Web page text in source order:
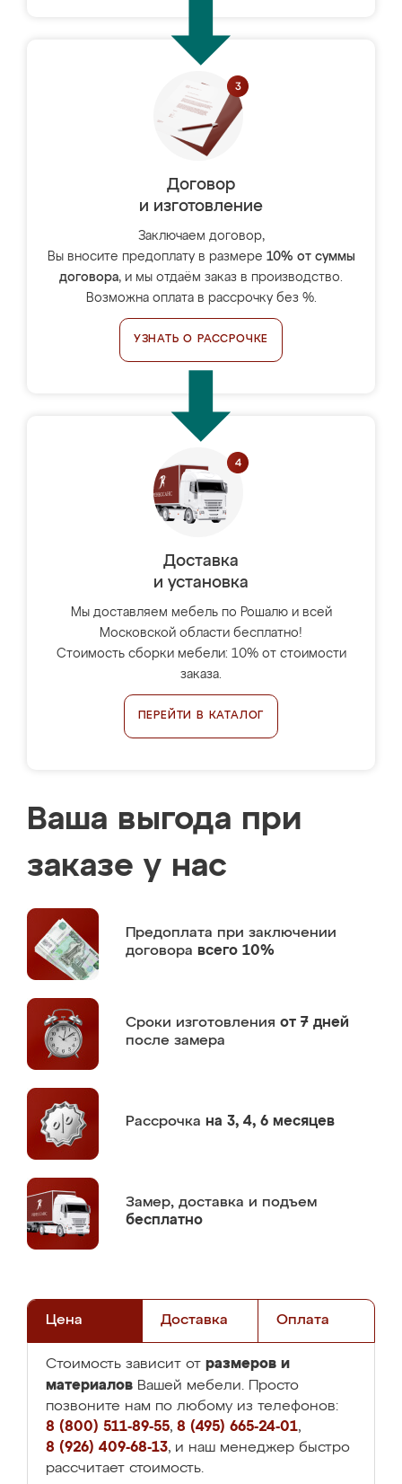
Договор
и изготовление
Заключаем договор,
Вы вносите предоплату в размере 10% от суммы
договора, и мы отдаём заказ в производство.
Возможна оплата в рассрочку без %.
УЗНАТЬ О РАССРОЧКЕ
Доставка
и установка
Мы доставляем мебель по Рошалю и всей
Московской области бесплатно!
Стоимость сборки мебели: 10% от стоимости
заказа.
ПЕРЕЙТИ В КАТАЛОГ
Ваша выгода при
заказе у нас
Предоплата при заключении
договора всего 10%
Сроки изготовления от 7 дней
после замера
Рассрочка на 3, 4, 6 месяцев
Замер, доставка и подъем
бесплатно
Цена Доставка Оплата
Стоимость зависит от размеров и
материалов Вашей мебели. Просто
позвоните нам по любому из телефонов:
8 (800) 511-89-55, 8 (495) 665-24-01,
8 (926) 409-68-13, и наш менеджер быстро
рассчитает стоимость.